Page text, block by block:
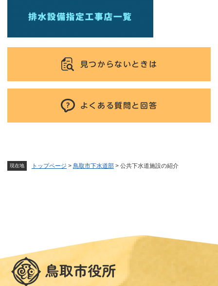
現在地 トップページ > 鳥取市下水道部 > 公共下水道施設の紹介
見つからないときは
よくある質問と回答